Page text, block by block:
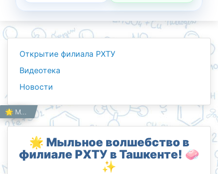
Открытие филиала РХТУ
Видеотека
Новости
Главная
Работникам
Новости 🌟 Мыльное волшебство в филиале РХТУ в Ташкенте! 🧼✨
🌟 Мыльное волшебство в
филиале РХТУ в Ташкенте! 🧼
✨